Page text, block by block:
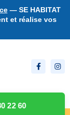
— SE HABITAT
et réalise vos
22 60